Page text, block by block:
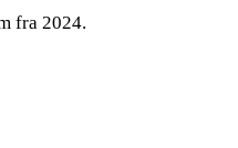
fra 2024.